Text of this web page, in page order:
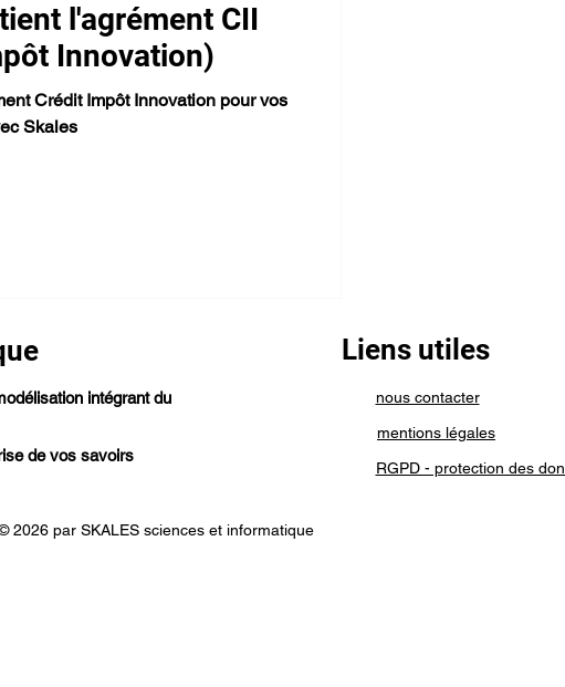
l'agrément CII
Innovation)
Crédit Impôt Innovation pour vos
Skales
intégrant du
de vos savoirs
Liens utiles
mentions légales
RGPD - protection des
nous contacter
2026 par SKALES sciences et informatique